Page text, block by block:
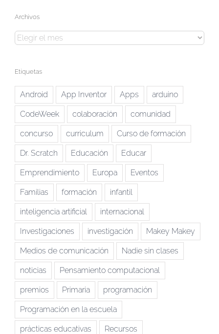
Archivos
Archivos
Etiquetas
Android App Inventor Apps arduino
CodeWeek colaboración comunidad
concurso curriculum Curso de formación
Dr. Scratch Educación Educar
Emprendimiento Europa Eventos
Familias formación infantil
inteligencia artificial internacional
Investigaciones investigación Makey Makey
Medios de comunicación Nadie sin clases
noticias Pensamiento computacional
premios Primaria programación
Programación en la escuela
prácticas educativas Recursos